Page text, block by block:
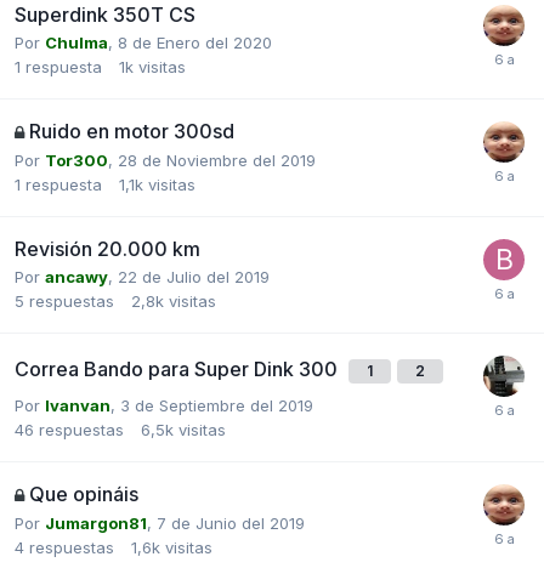
Superdink 350T CS
Por Chulma, 8 de Enero del 2020
1 respuesta 1k visitas
Ruido en motor 300sd
Por Tor300, 28 de Noviembre del 2019
1 respuesta 1,1k visitas
Revisión 20.000 km
Por ancawy, 22 de Julio del 2019
5 respuestas 2,8k visitas
Correa Bando para Super Dink 300 1 2
Por Ivanvan, 3 de Septiembre del 2019
46 respuestas 6,5k visitas
Que opináis
Por Jumargon81, 7 de Junio del 2019
4 respuestas 1,6k visitas